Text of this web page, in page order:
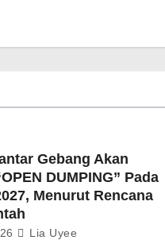
Gebang Akan
DUMPING” Pada
Menurut Rencana
Lia Uyee